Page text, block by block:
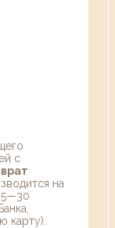
с
на
5—30
карту).